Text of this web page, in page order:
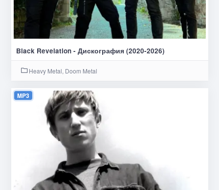
Black Revelation - Дискография (2020-2026)
Heavy Metal, Doom Metal
MP3